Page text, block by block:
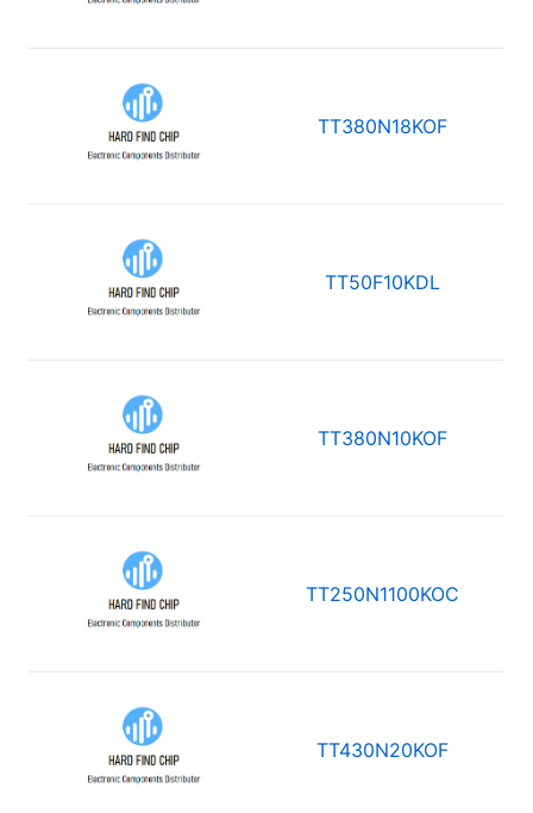
TT380N18KOF
TT50F10KDL
TT380N10KOF
TT250N1100KOC
TT430N20KOF